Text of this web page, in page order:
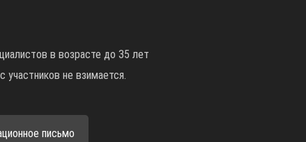
в возрасте до 35 лет
участников не взимается.
письмо